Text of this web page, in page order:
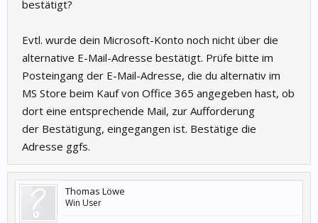
bestätigt?
Evtl. wurde dein Microsoft-Konto noch nicht über die
alternative E-Mail-Adresse bestätigt. Prüfe bitte im
Posteingang der E-Mail-Adresse, die du alternativ im
MS Store beim Kauf von Office 365 angegeben hast, ob
dort eine entsprechende Mail, zur Aufforderung
der Bestätigung, eingegangen ist. Bestätige die
Adresse ggfs.
Thomas Löwe
Win User